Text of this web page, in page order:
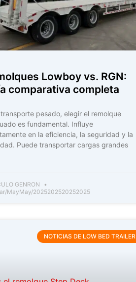
Lowboy vs. RGN:
comparativa completa
transporte pesado, elegir el remolque
es fundamental. Influye
en la eficiencia, la seguridad y la
Puede transportar cargas grandes
GENRON
MayMay/2025202520252025
NOTICIAS DE LOW BED TRAILER